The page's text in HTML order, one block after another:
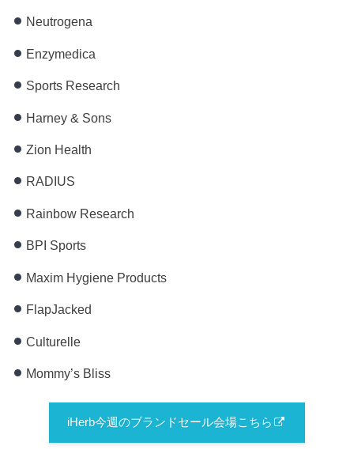
Neutrogena
Enzymedica
Sports Research
Harney & Sons
Zion Health
RADIUS
Rainbow Research
BPI Sports
Maxim Hygiene Products
FlapJacked
Culturelle
Mommy’s Bliss
iHerb今週のブランドセール会場こちら